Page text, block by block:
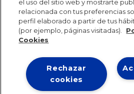
Equipo de Comunicación
IE 2026
el uso del sitio web y mostrarte
relacionada con tus preferencias
perfil elaborado a partir de tus
(por ejemplo, páginas visitadas).
Cookies
Rechazar
cookies